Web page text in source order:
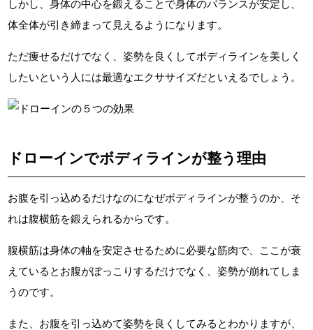
しかし、身体の中心を鍛えることで身体のバランスが安定し、
体全体が引き締まって見えるようになります。
ただ痩せるだけでなく、姿勢を良くしてボディラインを美しく
したいという人には最適なエクササイズだといえるでしょう。
ドローインでボディラインが整う理由
お腹を引っ込めるだけなのになぜボディラインが整うのか、そ
れは腹横筋を鍛えられるからです。
腹横筋は身体の軸を安定させるために必要な筋肉で、ここが衰
えているとお腹がぽっこりするだけでなく、姿勢が崩れてしま
うのです。
また、お腹を引っ込めて姿勢を良くしてみるとわかりますが、